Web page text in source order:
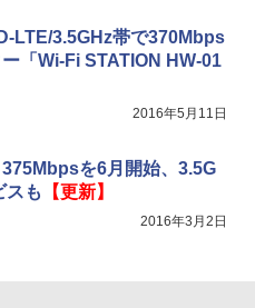
LTE/3.5GHz帯で370Mbps
「Wi-Fi STATION HW-01
2016年5月11日
375Mbpsを6月開始、3.5G
スも
【更新】
2016年3月2日